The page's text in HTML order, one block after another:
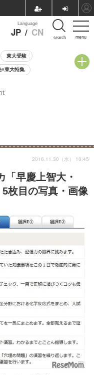
menu
Language
JP / CN search
東大受験
×東大特集
会
「早慶上智大・
枚目の写真・画像
2016.11.30（水） 10:45